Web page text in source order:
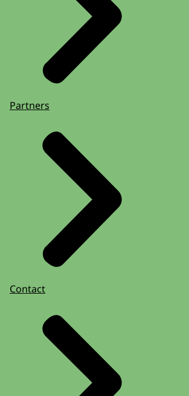
Partners
Contact